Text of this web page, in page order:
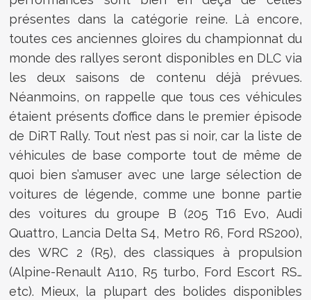
présentes dans la catégorie reine. Là encore,
toutes ces anciennes gloires du championnat du
monde des rallyes seront disponibles en DLC via
les deux saisons de contenu déjà prévues.
Néanmoins, on rappelle que tous ces véhicules
étaient présents d’office dans le premier épisode
de DiRT Rally. Tout n’est pas si noir, car la liste de
véhicules de base comporte tout de même de
quoi bien s’amuser avec une large sélection de
voitures de légende, comme une bonne partie
des voitures du groupe B (205 T16 Evo, Audi
Quattro, Lancia Delta S4, Metro R6, Ford RS200),
des WRC 2 (R5), des classiques à propulsion
(Alpine-Renault A110, R5 turbo, Ford Escort RS…
etc). Mieux, la plupart des bolides disponibles